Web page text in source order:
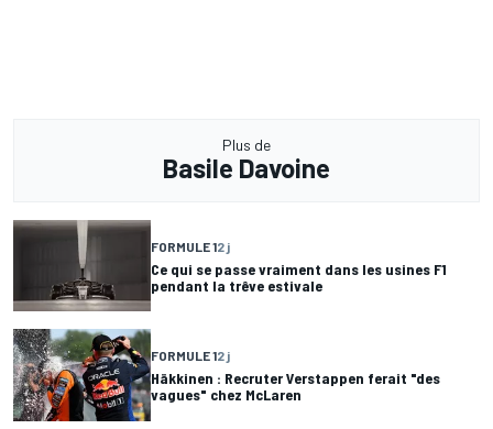
Plus de
Basile Davoine
FORMULE 12 j
Ce qui se passe vraiment dans les usines F1
pendant la trêve estivale
FORMULE 12 j
Häkkinen : Recruter Verstappen ferait "des
vagues" chez McLaren